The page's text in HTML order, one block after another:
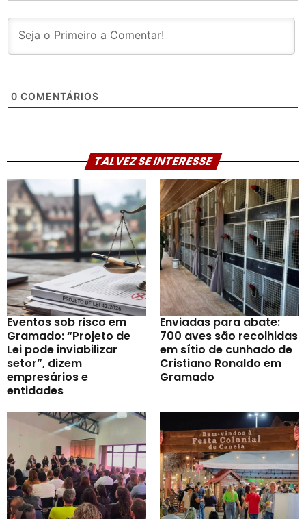
0 COMENTÁRIOS
TALVEZ SE INTERESSE
Eventos sob risco em
Gramado: “Projeto de
Lei pode inviabilizar
setor”, dizem
empresários e
entidades
Enviadas para abate:
700 aves são recolhidas
em sítio de cunhado de
Cristiano Ronaldo em
Gramado